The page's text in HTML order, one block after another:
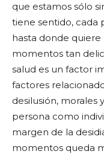
que estamos sólo
tiene sentido, cada
hasta donde
momentos tan
salud es un factor
factores
desilusión, morales
persona como
margen de la
momentos queda